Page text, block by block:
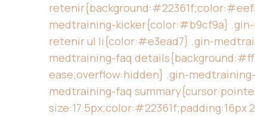
medtraining-kicker{color:#b9cf9a}
retenir ul li{color:#e3ead7} .gin-
medtraining-faq
ease;overflow:hidden} .gin-
medtraining-faq